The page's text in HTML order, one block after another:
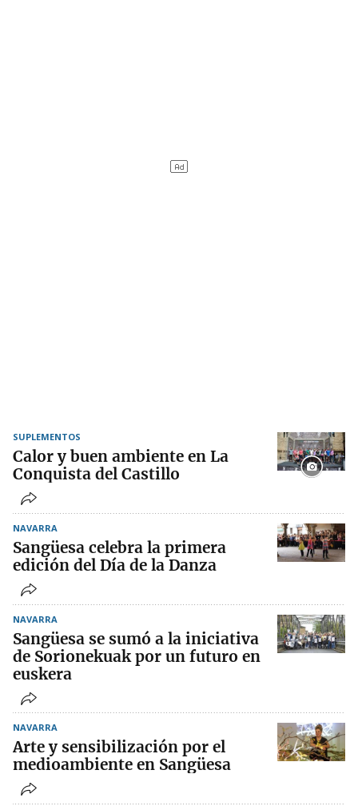
SUPLEMENTOS
Calor y buen ambiente en La
Conquista del Castillo
NAVARRA
Sangüesa celebra la primera
edición del Día de la Danza
NAVARRA
Sangüesa se sumó a la iniciativa
de Sorionekuak por un futuro en
euskera
NAVARRA
Arte y sensibilización por el
medioambiente en Sangüesa